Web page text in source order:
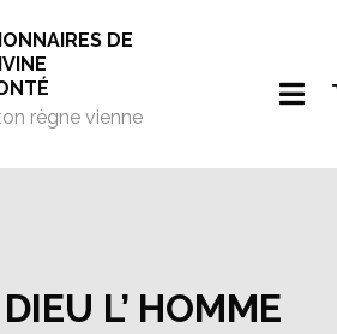
DE
règne vienne
L’ HOMME